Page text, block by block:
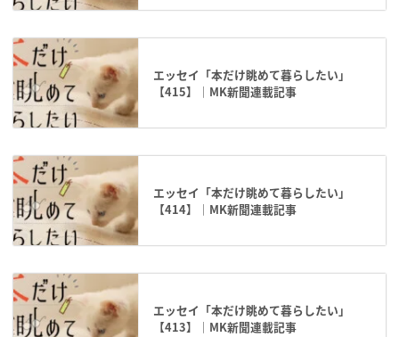
エッセイ「本だけ眺めて暮らしたい」
【415】｜MK新聞連載記事
エッセイ「本だけ眺めて暮らしたい」
【414】｜MK新聞連載記事
エッセイ「本だけ眺めて暮らしたい」
【413】｜MK新聞連載記事